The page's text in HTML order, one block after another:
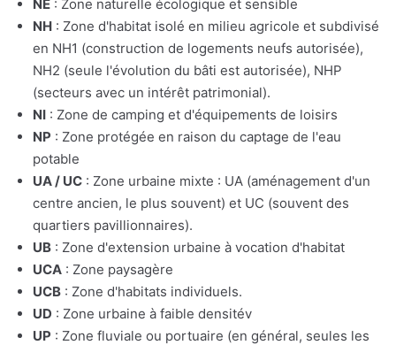
NE : Zone naturelle écologique et sensible
NH : Zone d'habitat isolé en milieu agricole et subdivisé
en NH1 (construction de logements neufs autorisée),
NH2 (seule l'évolution du bâti est autorisée), NHP
(secteurs avec un intérêt patrimonial).
NI : Zone de camping et d'équipements de loisirs
NP : Zone protégée en raison du captage de l'eau
potable
UA / UC : Zone urbaine mixte : UA (aménagement d'un
centre ancien, le plus souvent) et UC (souvent des
quartiers pavillionnaires).
UB : Zone d'extension urbaine à vocation d'habitat
UCA : Zone paysagère
UCB : Zone d'habitats individuels.
UD : Zone urbaine à faible densitév
UP : Zone fluviale ou portuaire (en général, seules les